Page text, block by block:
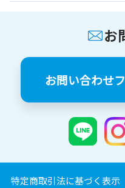
お
お問い合わせ
特定商取引法に基づく表示